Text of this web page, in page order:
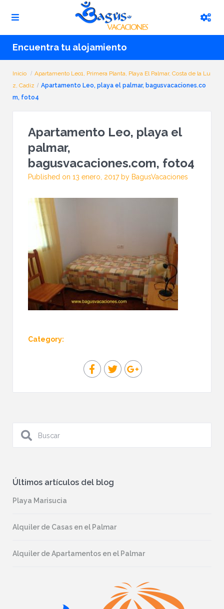
Encuentra tu alojamiento
Inicio
Apartamento Leo1, Primera Planta, Playa El Palmar, Costa de la Lu
z, Cadiz
Apartamento Leo, playa el palmar, bagusvacaciones.co
m, foto4
Apartamento Leo, playa el
palmar,
bagusvacaciones.com, foto4
Published on 13 enero, 2017 by BagusVacaciones
Category:
Últimos artículos del blog
Playa Marisucia
Alquiler de Casas en el Palmar
Alquiler de Apartamentos en el Palmar